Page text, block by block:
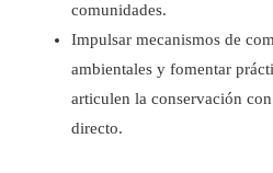
comunidades.
Impulsar mecanismos de
ambientales y fomentar
articulen la conservación
directo.